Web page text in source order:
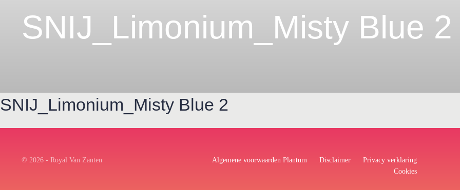
SNIJ_Limonium_Misty Blue 2
SNIJ_Limonium_Misty Blue 2
© 2026 - Royal Van Zanten Algemene voorwaarden Plantum Disclaimer
Privacy verklaring
Cookies